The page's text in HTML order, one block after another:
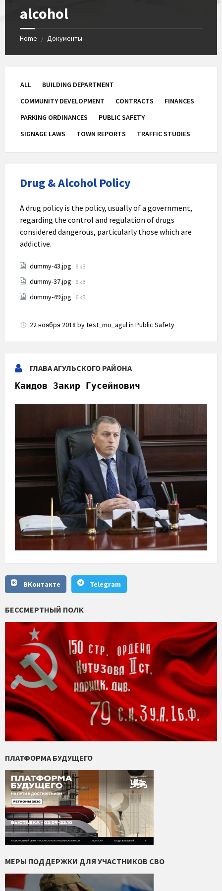
alcohol
Home / Документы
ALL
BUILDING DEPARTMENT
COMMUNITY DEVELOPMENT
CONTRACTS
FINANCES
PARKING ORDINANCES
PUBLIC SAFETY
SIGNAGE LAWS
TOWN REPORTS TRAFFIC STUDIES
Drug & Alcohol Policy
A drug policy is the policy, usually of a government,
regarding the control and regulation of drugs
considered dangerous, particularly those which are
addictive.
Attachments
dummy-43.jpg File
6 kB
dummy-37.jpg File
6 kB
dummy-49.jpg File
6 kB
22 ноября 2018 bytest_mo_agulin Public Safety
ГЛАВА АГУЛЬСКОГО РАЙОНА
Каидов Закир Гусейнович
ВКонтакте Telegram
БЕССМЕРТНЫЙ ПОЛК
ПЛАТФОРМА БУДУЩЕГО
МЕРЫ ПОДДЕРЖКИ ДЛЯ УЧАСТНИКОВ СВО